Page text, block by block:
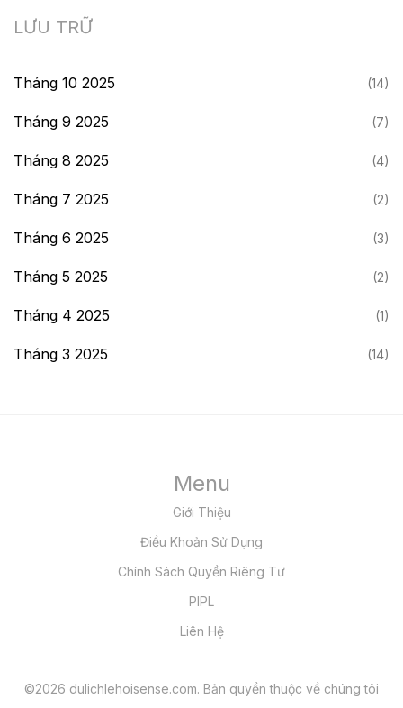
LƯU TRỮ
Tháng 10 2025 (14)
Tháng 9 2025 (7)
Tháng 8 2025 (4)
Tháng 7 2025 (2)
Tháng 6 2025 (3)
Tháng 5 2025 (2)
Tháng 4 2025 (1)
Tháng 3 2025 (14)
Menu
Giới Thiệu
Điều Khoản Sử Dụng
Chính Sách Quyền Riêng Tư
PIPL
Liên Hệ
©2026 dulichlehoisense.com. Bản quyền thuộc về chúng tôi